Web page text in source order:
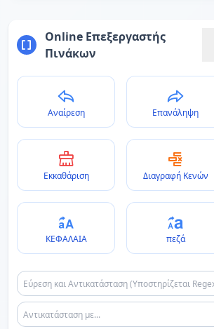
Online Επεξεργαστής
Πινάκων
Αναίρεση Επανάληψη
Εκκαθάριση Διαγραφή Κενών
ΚΕΦΑΛΑΙΑ πεζά